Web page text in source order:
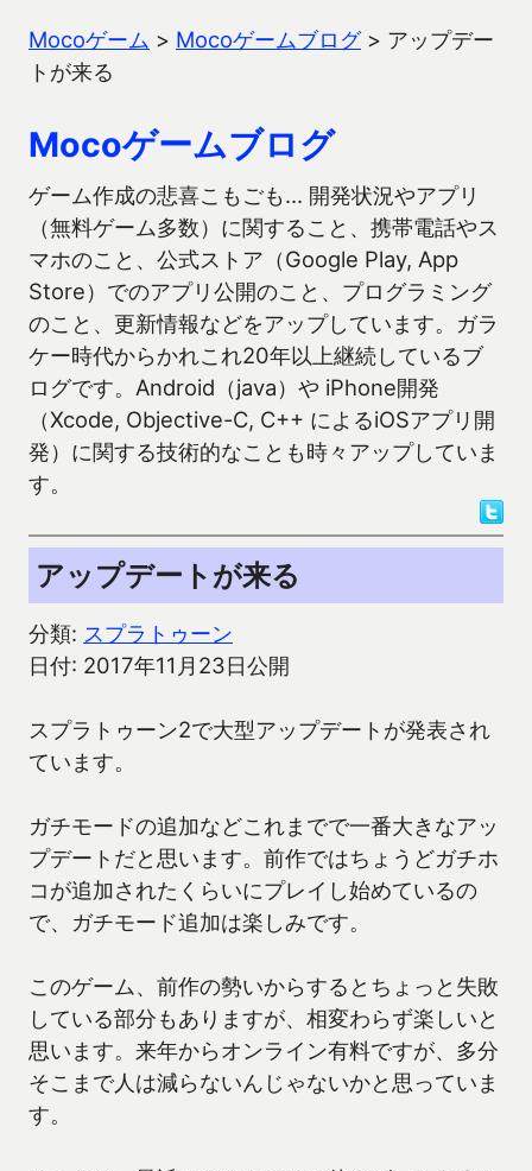
Mocoゲーム > Mocoゲームブログ> アップデー
トが来る
Mocoゲームブログ
ゲーム作成の悲喜こもごも… 開発状況やアプリ
（無料ゲーム多数）に関すること、携帯電話やス
マホのこと、公式ストア（Google Play, App
Store）でのアプリ公開のこと、プログラミング
のこと、更新情報などをアップしています。ガラ
ケー時代からかれこれ20年以上継続しているブ
ログです。Android（java）や iPhone開発
（Xcode, Objective-C, C++ によるiOSアプリ開
発）に関する技術的なことも時々アップしていま
す。
アップデートが来る
分類: スプラトゥーン
日付: 2017年11月23日公開
スプラトゥーン2で大型アップデートが発表され
ています。
ガチモードの追加などこれまでで一番大きなアッ
プデートだと思います。前作ではちょうどガチホ
コが追加されたくらいにプレイし始めているの
で、ガチモード追加は楽しみです。
このゲーム、前作の勢いからするとちょっと失敗
している部分もありますが、相変わらず楽しいと
思います。来年からオンライン有料ですが、多分
そこまで人は減らないんじゃないかと思っていま
す。